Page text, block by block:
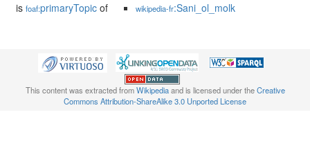
is foaf:primaryTopic of wikipedia-fr:Sani_ol_molk
This content was extracted fromWikipediaand is licensed under theCreative
Commons Attribution-ShareAlike 3.0 Unported License